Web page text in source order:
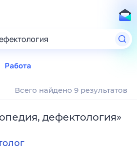
Работа
Всего найдено 9 результатов
дефектология»